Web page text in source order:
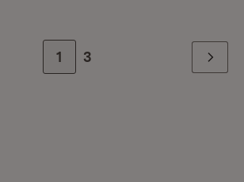
Zur Seite
1 Zur letzten Seite
3 Weiter